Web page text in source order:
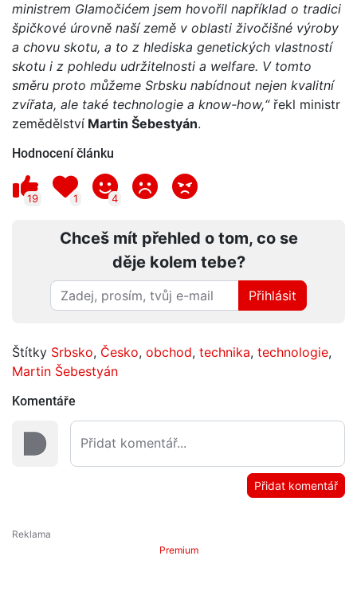
ministrem Glamočićem jsem hovořil například o tradici
špičkové úrovně naší země v oblasti živočišné výroby
a chovu skotu, a to z hlediska genetických vlastností
skotu i z pohledu udržitelnosti a welfare. V tomto
směru proto můžeme Srbsku nabídnout nejen kvalitní
zvířata, ale také technologie a know-how,“řekl ministr
zemědělství Martin Šebestyán.
Hodnocení článku
19 1 4
Chceš mít přehled o tom, co se
děje kolem tebe?
Přihlásit
Štítky Srbsko, Česko, obchod, technika, technologie,
Martin Šebestyán
Komentáře
Přidat komentář
Premium